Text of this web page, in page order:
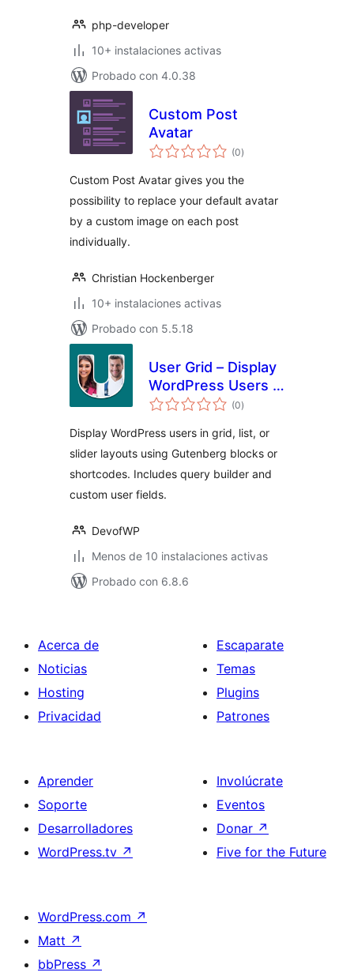
php-developer
10+ instalaciones activas
Probado con 4.0.38
Custom Post
Avatar
(0total
de
)
Custom Post Avatar gives you the
possibility to replace your default avatar
by a custom image on each post
individually.
Christian Hockenberger
10+ instalaciones activas
Probado con 5.5.18
User Grid – Display
WordPress Users in
a Beautiful Grid
(0total
de
)
Display WordPress users in grid, list, or
slider layouts using Gutenberg blocks or
shortcodes. Includes query builder and
custom user fields.
DevofWP
Menos de 10 instalaciones activas
Probado con 6.8.6
Acerca de
Noticias
Hosting
Privacidad
Escaparate
Temas
Plugins
Patrones
Aprender
Soporte
Desarrolladores
WordPress.tv ↗
Involúcrate
Eventos
Donar ↗
Five for the Future
WordPress.com ↗
Matt ↗
bbPress ↗